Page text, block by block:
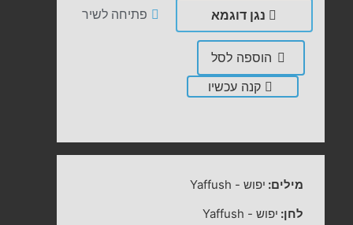
נגן דוגמא פתיחה לשיר
הוספה לסל
קנה עכשיו
מילים: יפוש -
Yaffush
לחן: יפוש -
Yaffush